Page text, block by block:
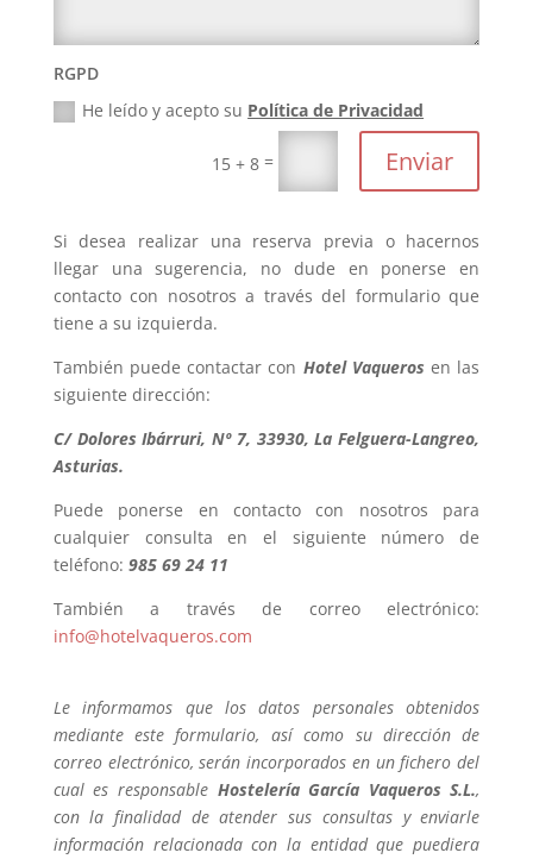
RGPD
He leído y acepto su Política de Privacidad
15 + 8 = Enviar
Si desea realizar una reserva previa o hacernos
llegar una sugerencia, no dude en ponerse en
contacto con nosotros a través del formulario que
tiene a su izquierda.
También puede contactar con Hotel Vaqueros en las
siguiente dirección:
C/ Dolores Ibárruri, Nº 7, 33930, La Felguera-Langreo,
Asturias.
Puede ponerse en contacto con nosotros para
cualquier consulta en el siguiente número de
teléfono: 985 69 24 11
También a través de correo electrónico:
info@hotelvaqueros.com
Le informamos que los datos personales obtenidos
mediante este formulario, así como su dirección de
correo electrónico, serán incorporados en un fichero del
cual es responsable Hostelería García Vaqueros S.L.,
con la finalidad de atender sus consultas y enviarle
información relacionada con la entidad que puediera